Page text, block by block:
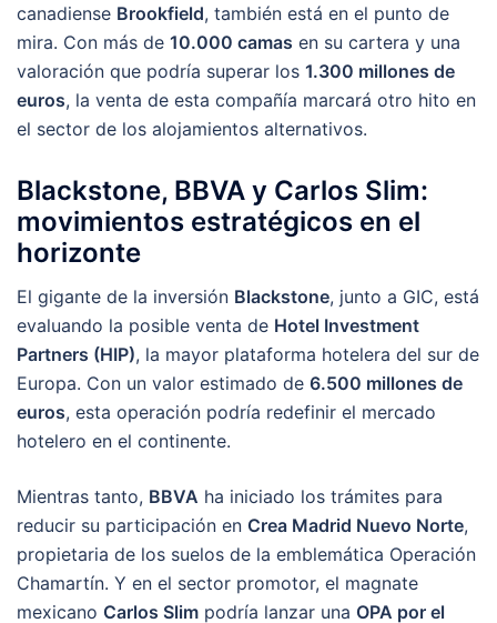
canadiense Brookfield, también está en el punto de
mira. Con más de 10.000 camas en su cartera y una
valoración que podría superar los 1.300 millones de
euros, la venta de esta compañía marcará otro hito en
el sector de los alojamientos alternativos.
Blackstone, BBVA y Carlos Slim:
movimientos estratégicos en el
horizonte
El gigante de la inversión Blackstone, junto a GIC, está
evaluando la posible venta de Hotel Investment
Partners (HIP), la mayor plataforma hotelera del sur de
Europa. Con un valor estimado de 6.500 millones de
euros, esta operación podría redefinir el mercado
hotelero en el continente.
Mientras tanto, BBVA ha iniciado los trámites para
reducir su participación en Crea Madrid Nuevo Norte,
propietaria de los suelos de la emblemática Operación
Chamartín. Y en el sector promotor, el magnate
mexicano Carlos Slim podría lanzar una OPA por el